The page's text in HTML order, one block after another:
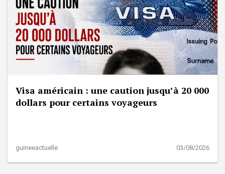
Visa américain : une caution jusqu’à 20 000
dollars pour certains voyageurs
guineeactuelle 03/08/2026